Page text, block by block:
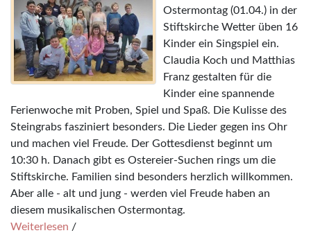
Ostermontag (01.04.) in der
Stiftskirche Wetter üben 16
Kinder ein Singspiel ein.
Claudia Koch und Matthias
Franz gestalten für die
Kinder eine spannende
Ferienwoche mit Proben, Spiel und Spaß. Die Kulisse des
Steingrabs fasziniert besonders. Die Lieder gegen ins Ohr
und machen viel Freude. Der Gottesdienst beginnt um
10:30 h. Danach gibt es Ostereier-Suchen rings um die
Stiftskirche. Familien sind besonders herzlich willkommen.
Aber alle - alt und jung - werden viel Freude haben an
diesem musikalischen Ostermontag.
Weiterlesen /